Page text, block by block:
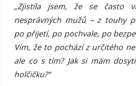
„Zjistila jsem, že se často
nesprávných mužů – z touhy
po přijetí, po pochvale, po
Vím, že to pochází z určitého
ale co s tím? Jak si mám
holčičku?“